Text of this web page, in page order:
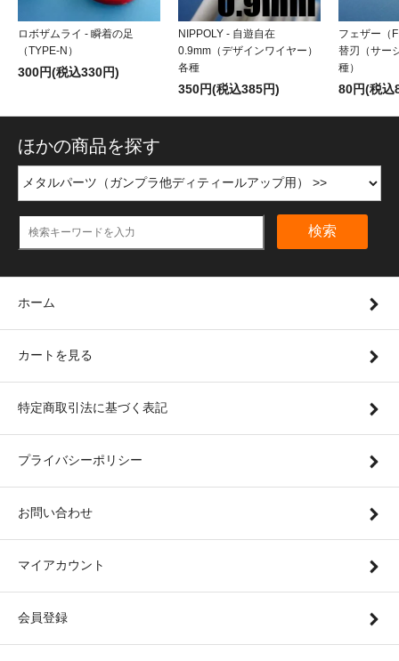
ロボザムライ - 瞬着の足
（TYPE-N）
300円(税込330円)
NIPPOLY - 自遊自在
0.9mm（デザインワイヤー）
各種
350円(税込385円)
フェザー（
替刃（サー
種）
80円(税込
ほかの商品を探す
検索
ホーム
カートを見る
特定商取引法に基づく表記
プライバシーポリシー
お問い合わせ
マイアカウント
会員登録